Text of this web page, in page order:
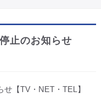
止のお知らせ
せ【TV・NET・TEL】